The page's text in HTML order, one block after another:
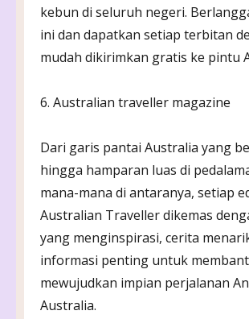
kebun di seluruh negeri.
ini dan dapatkan setiap terbitan
mudah dikirimkan gratis ke pintu
6. Australian traveller magazine
Dari garis pantai Australia yang
hingga hamparan luas di
mana-mana di antaranya, setiap
Australian Traveller dikemas
yang menginspirasi, cerita
informasi penting untuk
mewujudkan impian perjalanan
Australia.